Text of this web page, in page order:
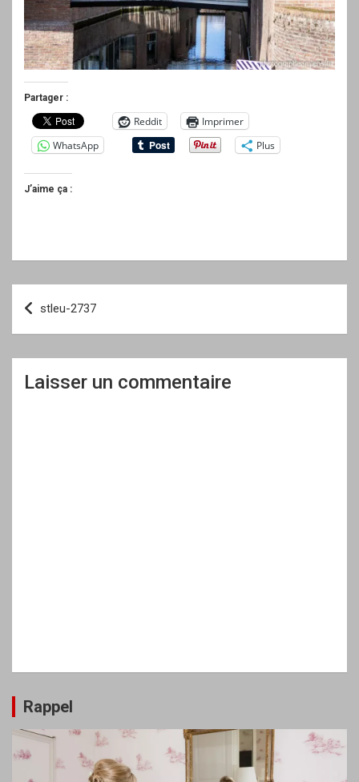
Partager :
Reddit
Imprimer
WhatsApp
Plus
J’aime ça :
Navigation
de
stleu-2737
Laisser un commentaire
Rappel